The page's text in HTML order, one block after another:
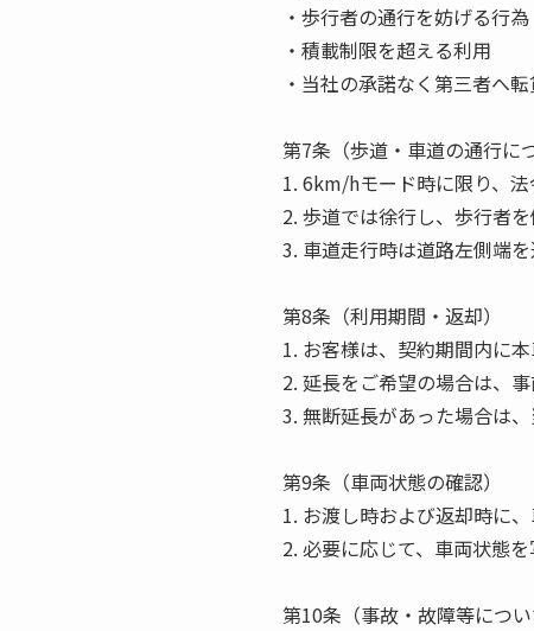
・歩行者の通行を妨げる行為
・積載制限を超える利用
・当社の承諾なく第三者へ
第7条（歩道・車道の通行に
1. 6km/hモード時に限り、法
2. 歩道では徐行し、歩行者を
3. 車道走行時は道路左側端
第8条（利用期間・返却）
1. お客様は、契約期間内に
2. 延長をご希望の場合は、
3. 無断延長があった場合は
第9条（車両状態の確認）
1. お渡し時および返却時に
2. 必要に応じて、車両状態
第10条（事故・故障等につい